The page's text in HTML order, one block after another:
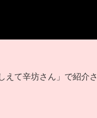
えて辛坊さん」で紹介さ